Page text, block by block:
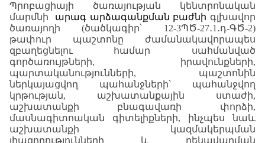
Պրոբացիայի ծառայության կենտրոնական
մարմնի
արագ արձագանքման բաժնի գլխավոր
ծառայողի (ծածկագիր՝ 12-3ՊԾ-27․1 ․դ-ԳԾ-2)
թափուր պաշտոնը ժամանակավորապես
զբաղեցնելու
համար սահմանված
գործառույթների, իրավունքների,
պարտականությունների, պաշտոնին
ներկայացվող պահանջների՝ պահանջվող
կրթության, աշխատանքային ստաժի,
աշխատանքի բնագավառի փորձի,
մասնագիտոական գիտելիքների, ինչպես նաև
աշխատանքի կազմակերպման
լիազորությունների և ղեկավարման